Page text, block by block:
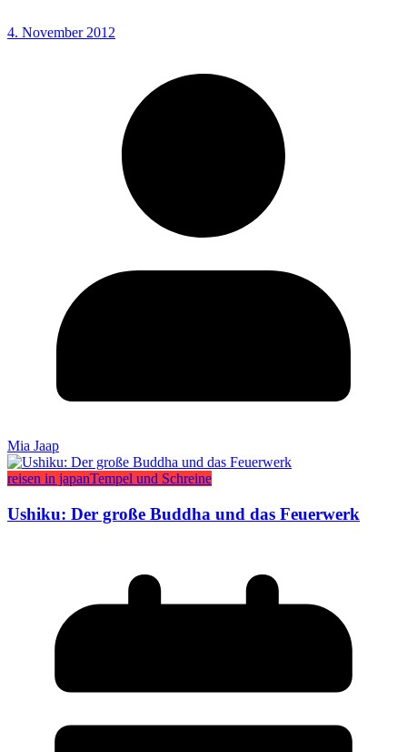
4. November 2012
Mia Jaap
reisen in japanTempel und Schreine
Ushiku: Der große Buddha und das Feuerwerk